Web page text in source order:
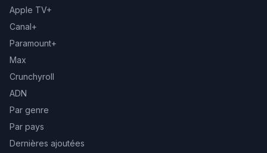
Apple TV+
Canal+
Paramount+
Max
Crunchyroll
ADN
Par genre
Par pays
Dernières ajoutées